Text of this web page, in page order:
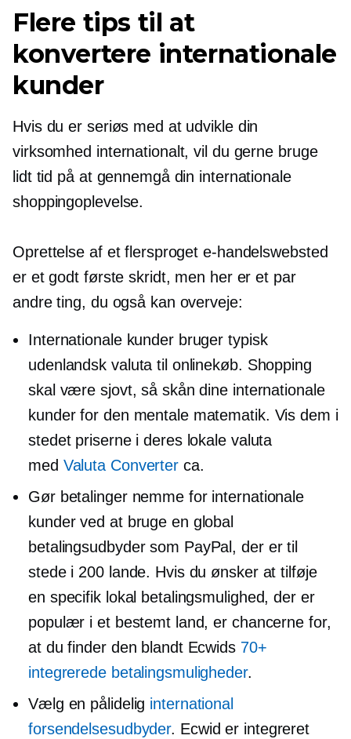
Flere tips til at
konvertere internationale
kunder
Hvis du er seriøs med at udvikle din
virksomhed internationalt, vil du gerne bruge
lidt tid på at gennemgå din internationale
shoppingoplevelse.
Oprettelse af et flersproget e-handelswebsted
er et godt første skridt, men her er et par
andre ting, du også kan overveje:
Internationale kunder bruger typisk
udenlandsk valuta til onlinekøb. Shopping
skal være sjovt, så skån dine internationale
kunder for den mentale matematik. Vis dem i
stedet priserne i deres lokale valuta
med Valuta Converter ca.
Gør betalinger nemme for internationale
kunder ved at bruge en global
betalingsudbyder som PayPal, der er til
stede i 200 lande. Hvis du ønsker at tilføje
en specifik lokal betalingsmulighed, der er
populær i et bestemt land, er chancerne for,
at du finder den blandt Ecwids 70+
integrerede betalingsmuligheder.
Vælg en pålidelig international
forsendelsesudbyder. Ecwid er integreret